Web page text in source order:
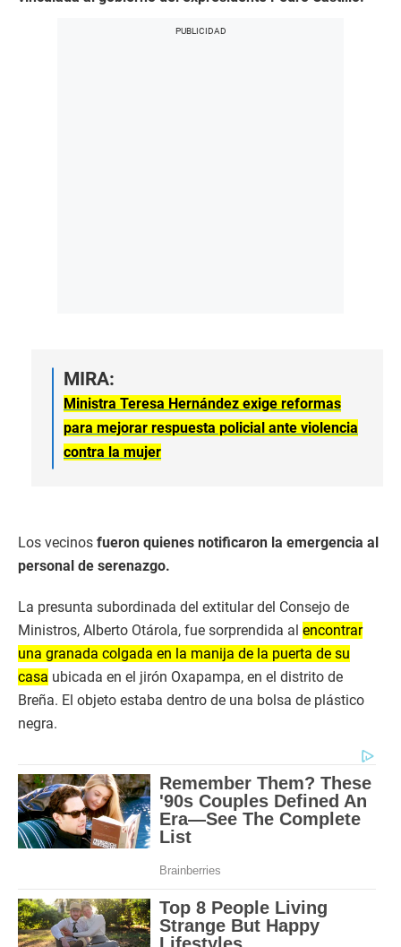
MIRA:
Ministra Teresa Hernández exige reformas
para mejorar respuesta policial ante violencia
contra la mujer
Los vecinos fueron quienes notificaron la emergencia al
personal de serenazgo.
La presunta subordinada del extitular del Consejo de
Ministros, Alberto Otárola, fue sorprendida al encontrar
una granada colgada en la manija de la puerta de su
casa ubicada en el jirón Oxapampa, en el distrito de
Breña. El objeto estaba dentro de una bolsa de plástico
negra.